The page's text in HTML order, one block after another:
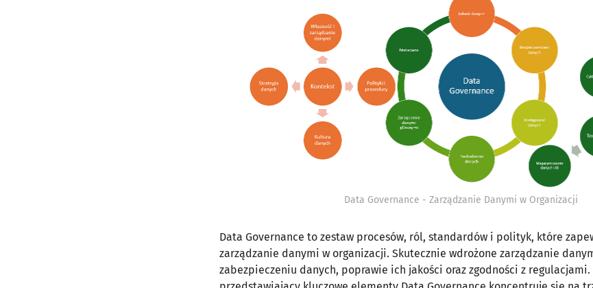
Data Governance - Zarządzanie Danymi w Organizacji
Data Governance to zestaw procesów, ról, standardów i polityk, które
zarządzanie danymi w organizacji. Skutecznie wdrożone zarządzanie
zabezpieczeniu danych, poprawie ich jakości oraz zgodności z regulacjami.